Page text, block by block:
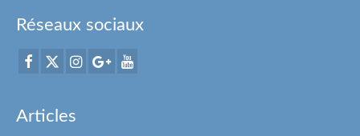
Réseaux sociaux
Articles